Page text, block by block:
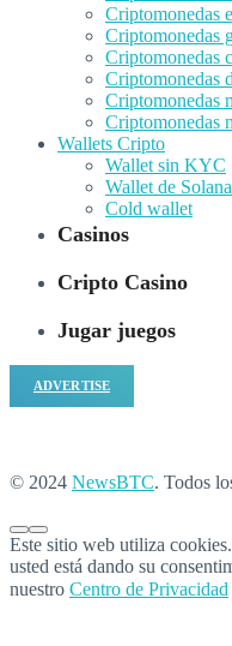
Criptomonedas
Criptomonedas
Criptomonedas
Criptomonedas
Criptomonedas
Criptomonedas
Wallets Cripto
Wallet sin KYC
Wallet de Solana
Cold wallet
Casinos
Cripto Casino
Jugar juegos
ADVERTISE
© 2024 NewsBTC. Todos
Este sitio web utiliza
usted está dando su
nuestro Centro de Privacidad